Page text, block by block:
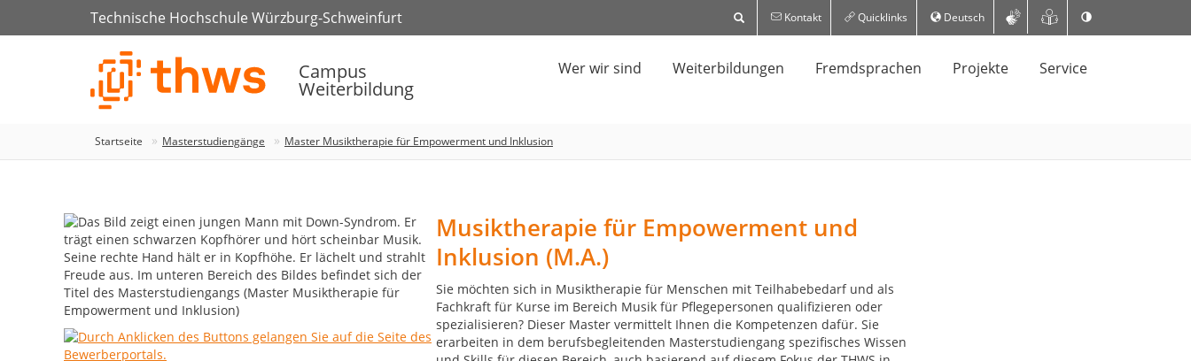
Technische Hochschule Würzburg-Schweinfurt Kontakt Quicklinks Deutsch
Campus
Weiterbildung
Wer wir sind Weiterbildungen Fremdsprachen Projekte Service
Startseite Masterstudiengänge Master Musiktherapie für Empowerment und Inklusion
Musiktherapie für Empowerment und
Inklusion (M.A.)
Sie möchten sich in Musiktherapie für Menschen mit Teilhabebedarf und als
Fachkraft für Kurse im Bereich Musik für Pflegepersonen qualifizieren oder
spezialisieren? Dieser Master vermittelt Ihnen die Kompetenzen dafür. Sie
erarbeiten in dem berufsbegleitenden Masterstudiengang spezifisches Wissen